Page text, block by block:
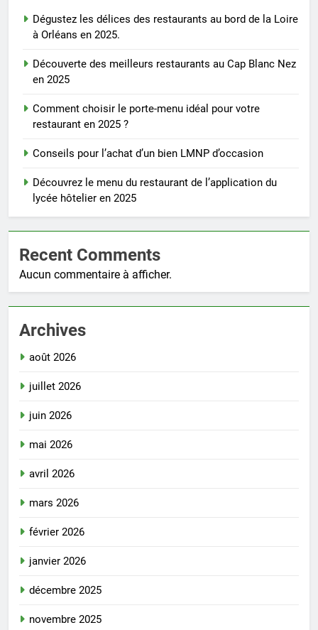
Dégustez les délices des restaurants au bord de la Loire
à Orléans en 2025.
Découverte des meilleurs restaurants au Cap Blanc Nez
en 2025
Comment choisir le porte-menu idéal pour votre
restaurant en 2025 ?
Conseils pour l’achat d’un bien LMNP d’occasion
Découvrez le menu du restaurant de l’application du
lycée hôtelier en 2025
Recent Comments
Aucun commentaire à afficher.
Archives
août 2026
juillet 2026
juin 2026
mai 2026
avril 2026
mars 2026
février 2026
janvier 2026
décembre 2025
novembre 2025